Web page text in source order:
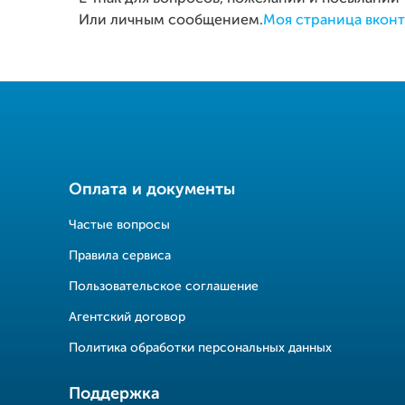
Или личным сообщением.Моя страница
Оплата и документы
Частые вопросы
Правила сервиса
Пользовательское соглашение
Агентский договор
Политика обработки персональных данных
Поддержка